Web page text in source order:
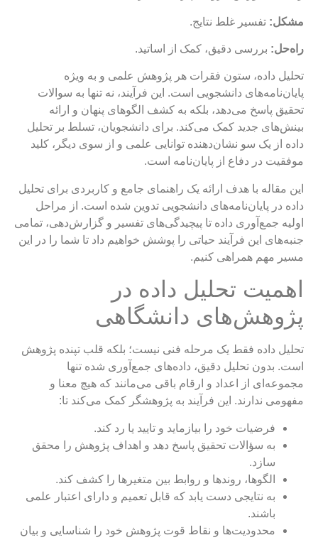
مشکل: تفسیر غلط نتایج.
راه‌حل: بررسی دقیق، کمک از اساتید.
تحلیل داده، ستون فقرات هر پژوهش علمی و به ویژه
پایان‌نامه‌های دانشجویی است. این فرآیند، نه تنها به سوالات
تحقیق پاسخ می‌دهد، بلکه به کشف الگوهای پنهان و ارائه
بینش‌های جدید کمک می‌کند. برای دانشجویان، تسلط بر تحلیل
داده از یک سو نشان‌دهنده توانایی علمی و از سوی دیگر، کلید
موفقیت در دفاع از پایان‌نامه است.
این مقاله با هدف ارائه یک راهنمای جامع و کاربردی برای تحلیل
داده در پایان‌نامه‌های دانشجویی تدوین شده است. از مراحل
اولیه جمع‌آوری داده تا پیچیدگی‌های تفسیر و گزارش‌دهی، تمامی
جنبه‌های این فرآیند حیاتی را پوشش خواهیم داد تا شما را در این
مسیر مهم همراهی کنیم.
اهمیت تحلیل داده در
پژوهش‌های دانشگاهی
تحلیل داده فقط یک مرحله فنی نیست؛ بلکه قلب تپنده پژوهش
است. بدون تحلیل دقیق، داده‌های جمع‌آوری شده تنها
مجموعه‌ای از اعداد و ارقام باقی می‌مانند که هیچ معنا و
مفهومی ندارند. این فرآیند به پژوهشگر کمک می‌کند تا:
فرضیات خود را بیازماید و تایید یا رد کند.
به سؤالات تحقیق پاسخ دهد و اهداف پژوهش را محقق
سازد.
الگوها، روندها و روابط بین متغیرها را کشف کند.
به نتایجی دست یابد که قابل تعمیم و دارای اعتبار علمی
باشند.
محدودیت‌ها و نقاط قوت پژوهش خود را شناسایی و بیان